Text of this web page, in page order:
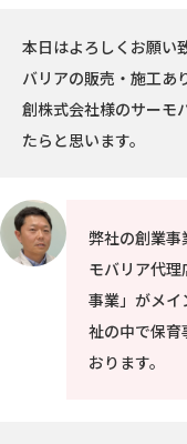
本日はよろしくお願い
バリアの販売・施工あ
創株式会社様のサーモ
たらと思います。
弊社の創業事
モバリア代
事業」がメイ
祉の中で保育
おります。